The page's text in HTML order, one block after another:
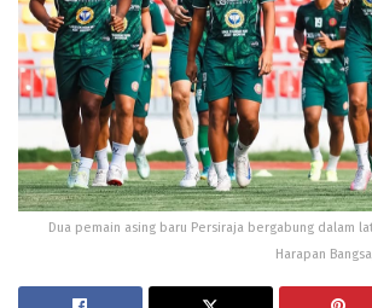
Dua pemain asing baru Persiraja bergabung dalam
Harapan